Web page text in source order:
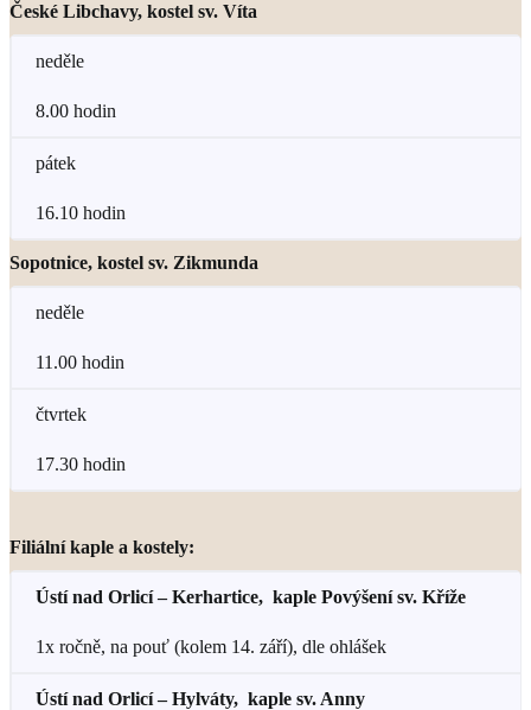
České Libchavy, kostel sv. Víta
neděle
8.00 hodin
pátek
16.10 hodin
Sopotnice, kostel sv. Zikmunda
neděle
11.00 hodin
čtvrtek
17.30 hodin
Filiální kaple a kostely:
Ústí nad Orlicí – Kerhartice, kaple Povýšení sv. Kříže
1x ročně, na pouť (kolem 14. září), dle ohlášek
Ústí nad Orlicí – Hylváty, kaple sv. Anny